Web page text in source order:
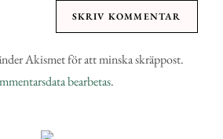
Akismet för att minska skräppost.
bearbetas.